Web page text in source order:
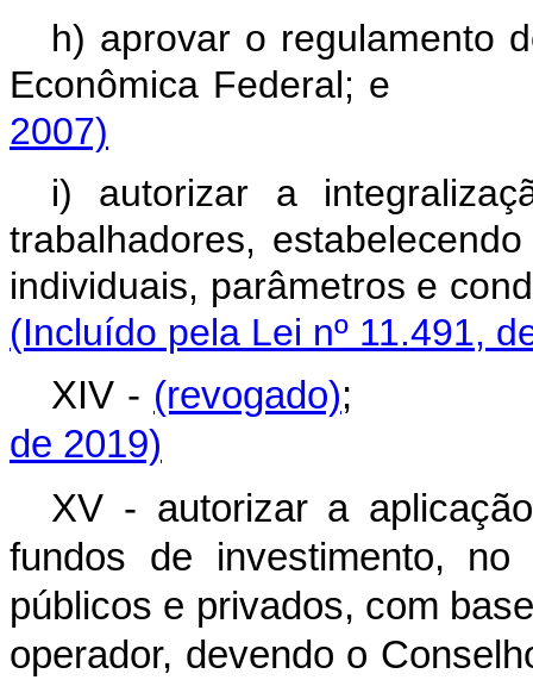
h) aprovar o regulamento
Econômica Federal;
2007)
i) autorizar a
trabalhadores,
individuais, parâmetros e
(Incluído pela Lei nº 11.491,
XIV - (revogado)
de 2019)
XV - autorizar a
fundos de investimento,
públicos e privados, com
operador, devendo o